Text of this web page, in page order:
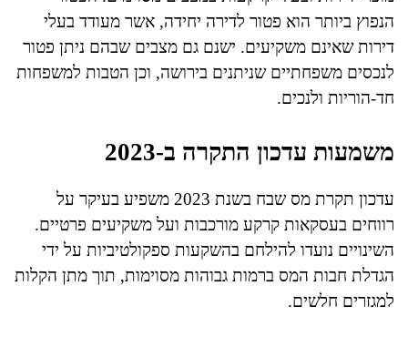
הנפוץ ביותר הוא פטור לדירה יחידה, אשר מעודד בעלי
דירות שאינם משקיעים. ישנם גם מצבים שבהם ניתן פטור
לנכסים משפחתיים שניתנים בירושה, וכן הטבות למשפחות
חד-הוריות ולנכים.
משמעות עדכון התקרה ב-2023
עדכון תקרת מס שבח בשנת 2023 משפיע בעיקר על
רווחים בעסקאות קרקע מורכבות ועל משקיעים פרטיים.
השינויים נועדו להילחם בהשקעות ספקולטיביות על ידי
הגדלת חבות המס ברמות גבוהות מסוימות, תוך מתן הקלות
למגזרים חלשים.